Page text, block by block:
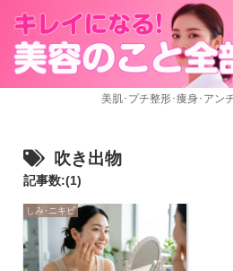
美肌･プチ整形･痩身･アン
吹き出物
記事数:(1)
しみ･ニキビ